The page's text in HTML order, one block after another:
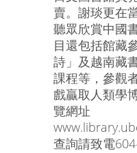
賣。謝琰更在
聽眾欣賞中國
目還包括館藏
詩」及越南藏
課程等，參觀
戲贏取人類學
覽網址
查詢請致電